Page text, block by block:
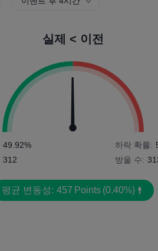
실제 < 이전
49.92%
312
하락 확률:
방울 수:
평균 변동성: 457 Points (0.40%)